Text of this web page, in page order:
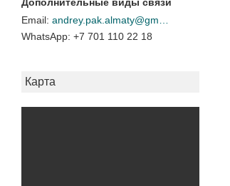
+7 701 110 22 18
Карта